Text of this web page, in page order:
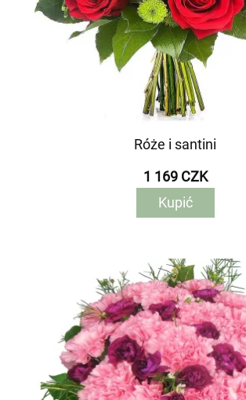
Róże i santini
1 169 CZK
Kupić